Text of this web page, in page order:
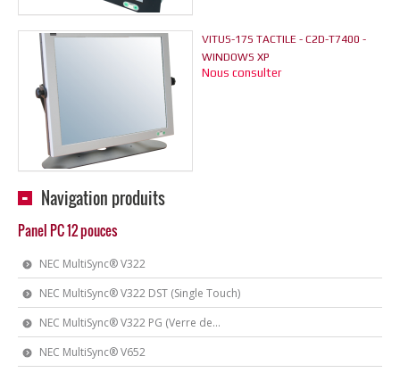
VITUS-17S TACTILE - C2D-T7400 -
WINDOWS XP
Nous consulter
Navigation produits
Panel PC 12 pouces
NEC MultiSync® V322
NEC MultiSync® V322 DST (Single Touch)
NEC MultiSync® V322 PG (Verre de...
NEC MultiSync® V652